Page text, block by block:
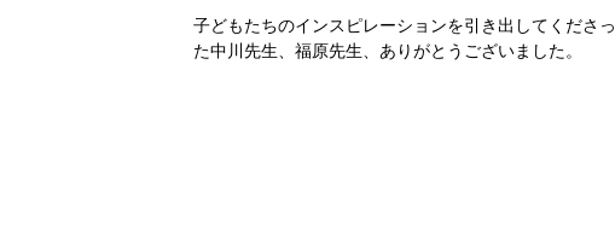
子どもたちのインスピレーションを引き出してくださっ
た中川先生、福原先生、ありがとうございました。